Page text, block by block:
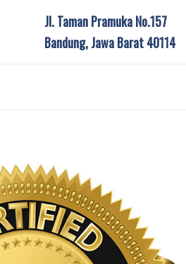
Jl. Taman Pramuka No.157
Bandung, Jawa Barat 40114